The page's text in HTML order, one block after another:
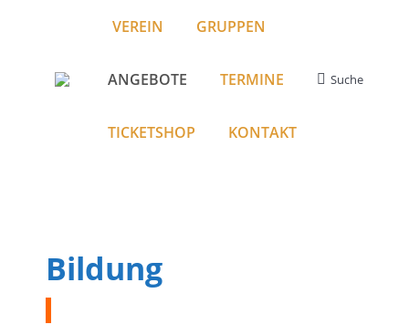
VEREIN GRUPPEN
ANGEBOTE TERMINE
TICKETSHOP KONTAKT
Search:
Suche
Bildung